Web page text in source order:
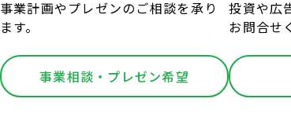
事業計画やプレゼンのご相談を承り
ます。
事業相談・プレゼン希望
投資や広
お問合せ